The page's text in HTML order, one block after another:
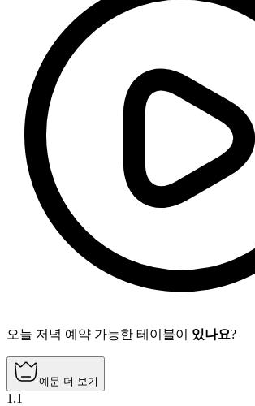
오늘 저녁 예약 가능한 테이블이 있나요?
예문 더 보기
1 .1